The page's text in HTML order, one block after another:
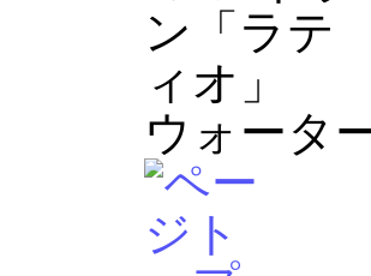
ウォータ